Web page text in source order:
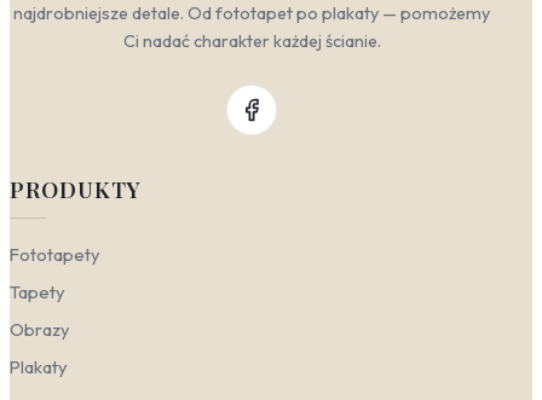
najdrobniejsze detale. Od fototapet po plakaty — pomożemy
Ci nadać charakter każdej ścianie.
PRODUKTY
Fototapety
Tapety
Obrazy
Plakaty